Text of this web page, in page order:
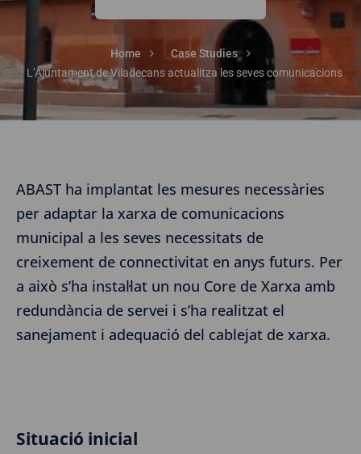
Home
Case Studies
L’Ajuntament de Viladecans actualitza les seves comunicacions
ABAST ha implantat les mesures necessàries
per adaptar la xarxa de comunicacions
municipal a les seves necessitats de
creixement de connectivitat en anys futurs. Per
a això s’ha instal·lat un nou Core de Xarxa amb
redundància de servei i s’ha realitzat el
sanejament i adequació del cablejat de xarxa.
Situació inicial